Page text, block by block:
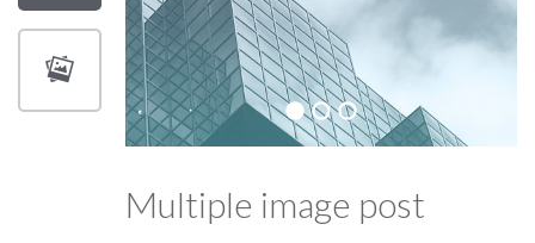
Multiple image post